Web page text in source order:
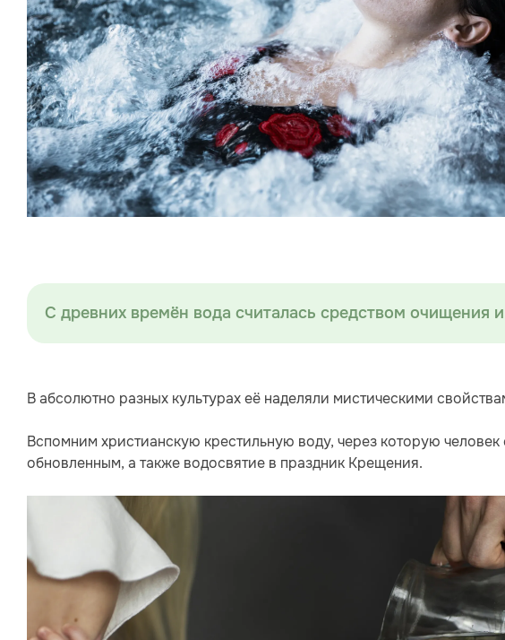
С древних времён вода считалась средством очищения
В абсолютно разных культурах её наделяли мистическими
Вспомним христианскую крестильную воду, через которую человек
обновленным, а также водосвятие в праздник Крещения.